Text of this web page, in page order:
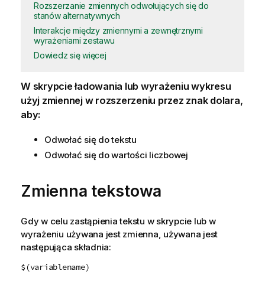
Rozszerzanie zmiennych odwołujących się do
stanów alternatywnych
Interakcje między zmiennymi a zewnętrznymi
wyrażeniami zestawu
Dowiedz się więcej
W skrypcie ładowania lub wyrażeniu wykresu
użyj zmiennejw rozszerzeniu przez znak dolara,
aby:
Odwołać się do tekstu
Odwołać się do wartości liczbowej
Zmienna tekstowa
Gdy w celu zastąpienia tekstu w skrypcie lub w
wyrażeniu używana jest zmienna, używana jest
następująca składnia:
$(variablename)